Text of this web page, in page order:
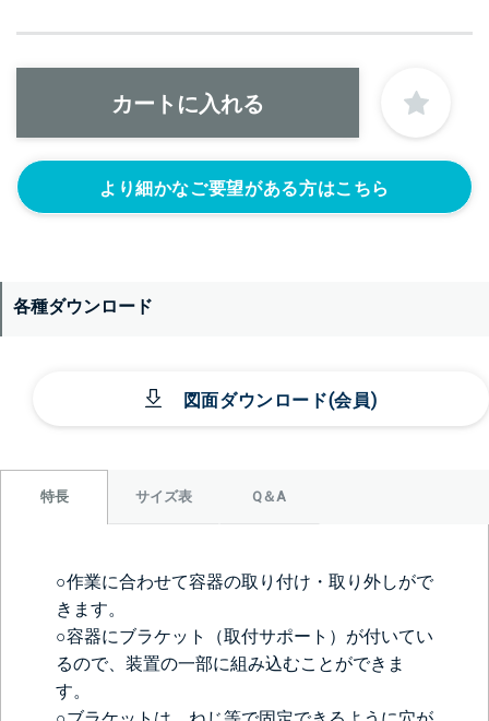
より細かなご要望がある方はこちら
各種ダウンロード
図面ダウンロード(会員)
特長 サイズ表 Q＆A
○作業に合わせて容器の取り付け・取り外しがで
きます。
○容器にブラケット（取付サポート）が付いてい
るので、装置の一部に組み込むことができま
す。